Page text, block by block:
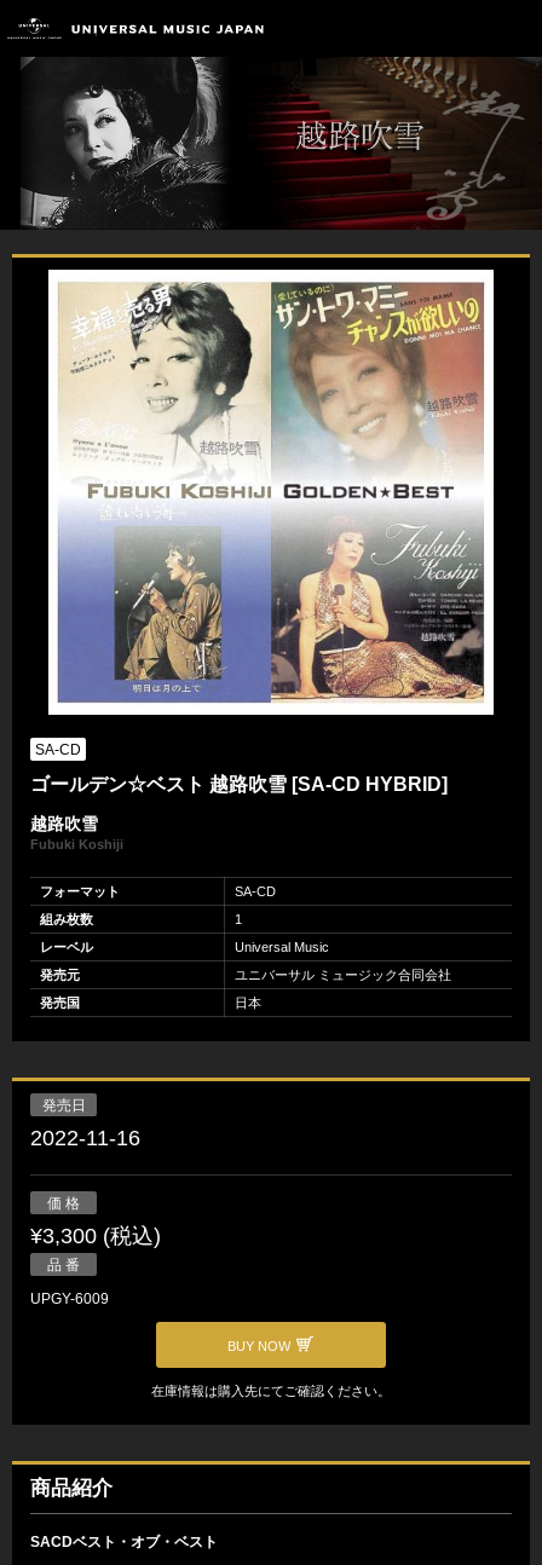
SA-CD
ゴールデン☆ベスト 越路吹雪 [SA-CD HYBRID]
越路吹雪
Fubuki Koshiji
フォーマット
SA-CD
組み枚数
1
レーベル
Universal Music
発売元
ユニバーサル ミュージック合同会社
発売国
日本
発売日
2022-11-16
価 格
¥3,300 (税込)
品 番
UPGY-6009
BUY NOW
在庫情報は購入先にてご確認ください。
商品紹介
SACDベスト・オブ・ベスト